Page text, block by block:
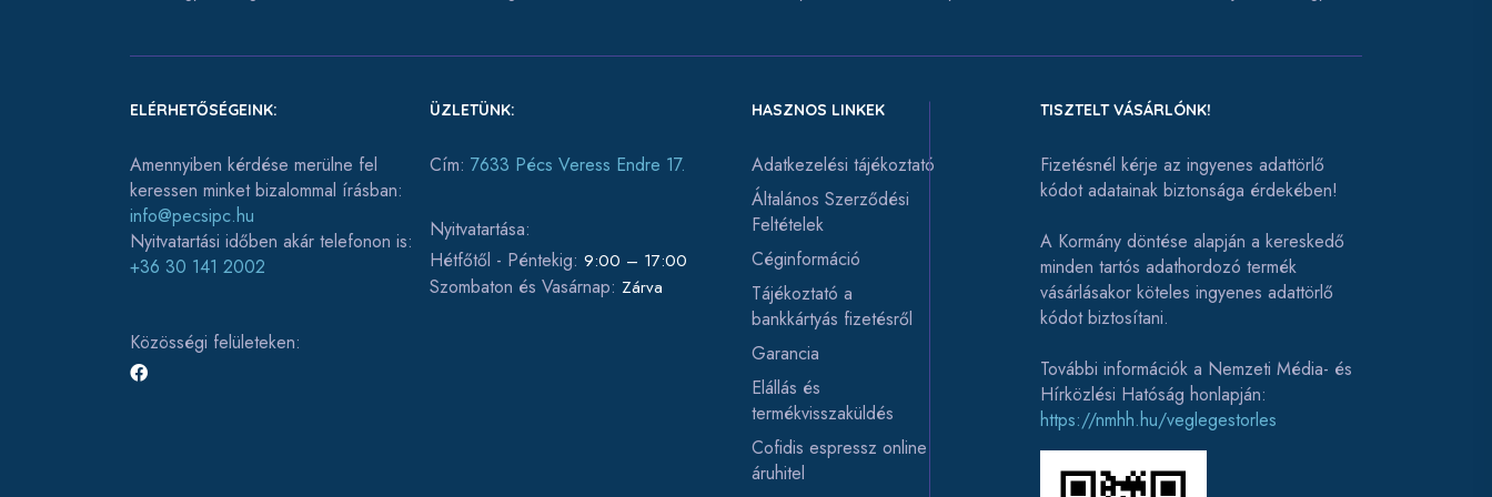
ELÉRHETŐSÉGEINK:
Amennyiben kérdése merülne fel
keressen minket bizalommal írásban:
info@pecsipc.hu
Nyitvatartási időben akár telefonon is:
+36 30 141 2002
Közösségi felületeken:
ÜZLETÜNK:
Cím: 7633 Pécs Veress Endre 17.
Nyitvatartása:
Hétfőtől - Péntekig: 9:00 – 17:00
Szombaton és Vasárnap: Zárva
HASZNOS LINKEK
Adatkezelési tájékoztató
Általános Szerződési
Feltételek
Céginformáció
Tájékoztató a
bankkártyás fizetésről
Garancia
Elállás és
termékvisszaküldés
Cofidis espressz online
áruhitel
TISZTELT VÁSÁRLÓNK!
Fizetésnél kérje az ingyenes adattörlő
kódot adatainak biztonsága érdekében!
A Kormány döntése alapján a kereskedő
minden tartós adathordozó termék
vásárlásakor köteles ingyenes adattörlő
kódot biztosítani.
További információk a Nemzeti Média- és
Hírközlési Hatóság honlapján:
https://nmhh.hu/veglegestorles